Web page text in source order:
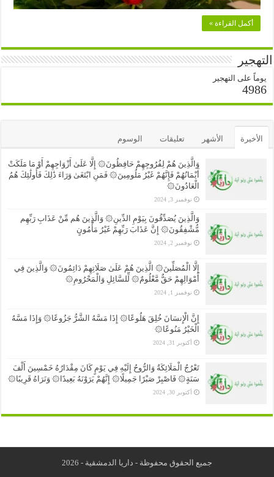
أكمل القراءة »
التهجير
يوماً على التهجير
4986
الأخيرة الأشهر تعليقات الوسوم
وَالَّذِينَ هُمْ لِفُرُوجِهِمْ حَافِظُونَ۞ إِلَّا عَلَىٰ أَزْوَاجِهِمْ أَوْ مَا مَلَكَتْ
أَيْمَانُهُمْ فَإِنَّهُمْ غَيْرُ مَلُومِينَ۞ فَمَنِ ابْتَغَىٰ وَرَاءَ ذَٰلِكَ فَأُولَٰئِكَ هُمُ
الْعَادُونَ۞
نوفمبر 3, 2024
وَالَّذِينَ يُصَدِّقُونَ بِيَوْمِ الدِّينِ۞ وَالَّذِينَ هُم مِّنْ عَذَابِ رَبِّهِم
مُّشْفِقُونَ۞ إِنَّ عَذَابَ رَبِّهِمْ غَيْرُ مَأْمُونٍ
نوفمبر 2, 2024
إِلَّا الْمُصَلِّينَ۞ الَّذِينَ هُمْ عَلَىٰ صَلَاتِهِمْ دَائِمُونَ۞ وَالَّذِينَ فِي
أَمْوَالِهِمْ حَقٌّ مَّعْلُومٌ۞ لِّلسَّائِلِ وَالْمَحْرُومِ۞
نوفمبر 1, 2024
إِنَّ الْإِنسَانَ خُلِقَ هَلُوعًا۞ إِذَا مَسَّهُ الشَّرُّ جَزُوعًا۞ وَإِذَا مَسَّهُ
الْخَيْرُ مَنُوعًا۞
أكتوبر 31, 2024
تَعْرُجُ الْمَلَائِكَةُ وَالرُّوحُ إِلَيْهِ فِي يَوْمٍ كَانَ مِقْدَارُهُ خَمْسِينَ أَلْفَ
سَنَةٍ۞ فَاصْبِرْ صَبْرًا جَمِيلًا۞ إِنَّهُمْ يَرَوْنَهُ بَعِيدًا۞ وَنَرَاهُ قَرِيبًا۞
أكتوبر 30, 2024
جميع الحقوق محفوظة - داريا الدمشقية - 2026